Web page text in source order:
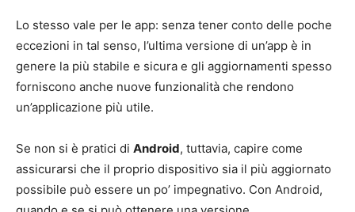
Lo stesso vale per le app: senza tener conto delle poche
eccezioni in tal senso, l’ultima versione di un’app è in
genere la più stabile e sicura e gli aggiornamenti spesso
forniscono anche nuove funzionalità che rendono
un’applicazione più utile.
Se non si è pratici di Android, tuttavia, capire come
assicurarsi che il proprio dispositivo sia il più aggiornato
possibile può essere un po’ impegnativo. Con Android,